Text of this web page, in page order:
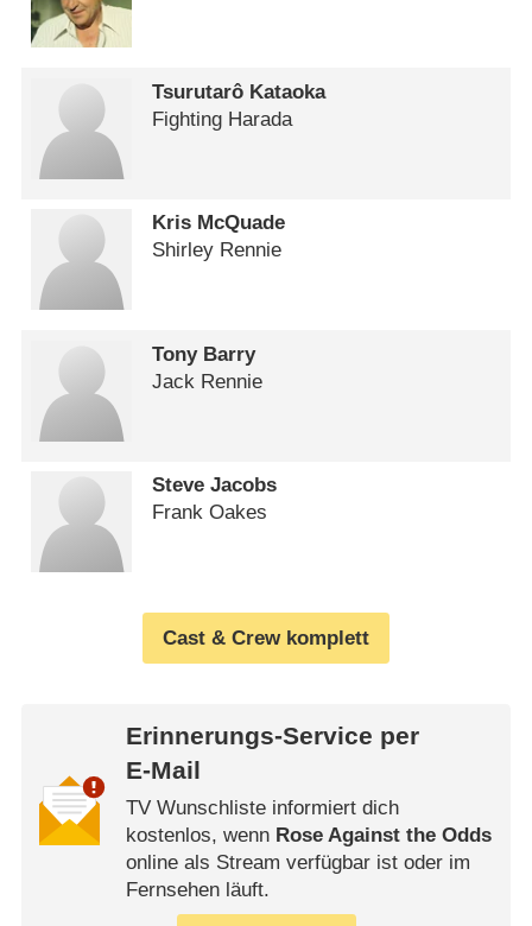
Tsurutarô Kataoka
Fighting Harada
Kris McQuade
Shirley Rennie
Tony Barry
Jack Rennie
Steve Jacobs
Frank Oakes
Cast & Crew komplett
Erinnerungs-Service per
E-Mail
TV Wunschliste informiert dich
kostenlos, wenn Rose Against the Odds
online als Stream verfügbar ist oder im
Fernsehen läuft.